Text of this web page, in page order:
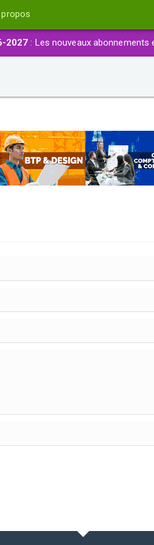
2027 : Les nouveaux abonnements